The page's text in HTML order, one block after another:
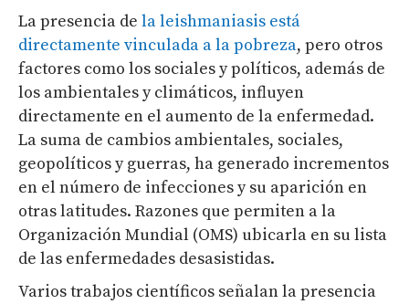
La presencia de la leishmaniasis está
directamente vinculada a la pobreza, pero otros
factores como los sociales y políticos, además de
los ambientales y climáticos, influyen
directamente en el aumento de la enfermedad.
La suma de cambios ambientales, sociales,
geopolíticos y guerras, ha generado incrementos
en el número de infecciones y su aparición en
otras latitudes. Razones que permiten a la
Organización Mundial (OMS) ubicarla en su lista
de las enfermedades desasistidas.
Varios trabajos científicos señalan la presencia